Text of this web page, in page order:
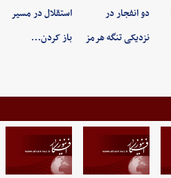
دو انفجار در
نزدیکی تنگه هرمز
استقلال در مسیر
باز کردن…